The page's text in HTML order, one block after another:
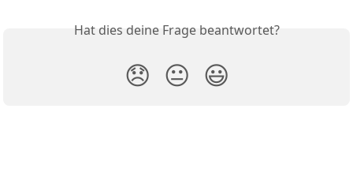
Hat dies deine Frage beantwortet?
😞 😐 😃